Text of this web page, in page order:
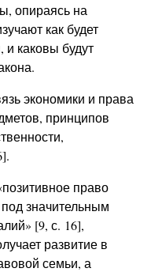
опираясь на
как будет
и каковы будут
экономики и права
принципов
право
значительным
[9, с. 16],
развитие в
семьи, а